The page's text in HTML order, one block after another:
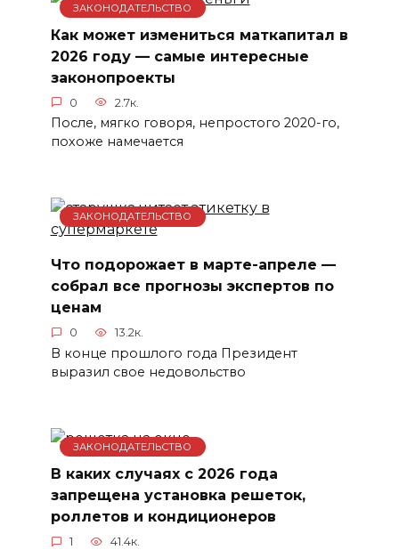
ЗАКОНОДАТЕЛЬСТВО
Как может измениться маткапитал в
2026 году — самые интересные
законопроекты
0 2.7к.
После, мягко говоря, непростого 2020-го,
похоже намечается
ЗАКОНОДАТЕЛЬСТВО
Что подорожает в марте-апреле —
собрал все прогнозы экспертов по
ценам
0 13.2к.
В конце прошлого года Президент
выразил свое недовольство
ЗАКОНОДАТЕЛЬСТВО
В каких случаях с 2026 года
запрещена установка решеток,
роллетов и кондиционеров
1 41.4к.